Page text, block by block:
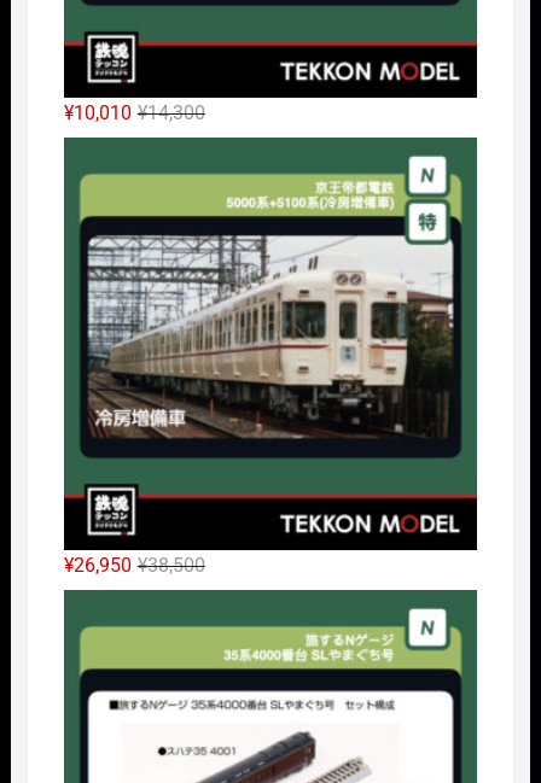
¥14,300元
の
価
¥14,300
で
し
た。
¥10,010
現
在
の
は
¥10,010
で
す。
¥38,500元
の
価
¥38,500
し
¥26,950
現
在
の
は
で